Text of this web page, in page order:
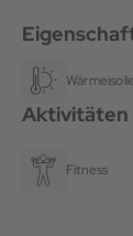
Aktivitäten
Fitness